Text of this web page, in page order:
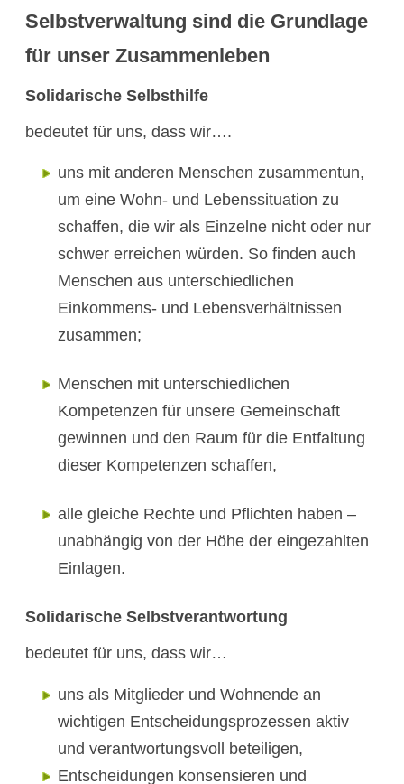
Selbstverwaltung sind die Grundlage
für unser Zusammenleben
Solidarische Selbsthilfe
bedeutet für uns, dass wir….
uns mit anderen Menschen zusammentun,
um eine Wohn- und Lebenssituation zu
schaffen, die wir als Einzelne nicht oder nur
schwer erreichen würden. So finden auch
Menschen aus unterschiedlichen
Einkommens- und Lebensverhältnissen
zusammen;
Menschen mit unterschiedlichen
Kompetenzen für unsere Gemeinschaft
gewinnen und den Raum für die Entfaltung
dieser Kompetenzen schaffen,
alle gleiche Rechte und Pflichten haben –
unabhängig von der Höhe der eingezahlten
Einlagen.
Solidarische Selbstverantwortung
bedeutet für uns, dass wir…
uns als Mitglieder und Wohnende an
wichtigen Entscheidungsprozessen aktiv
und verantwortungsvoll beteiligen,
Entscheidungen konsensieren und